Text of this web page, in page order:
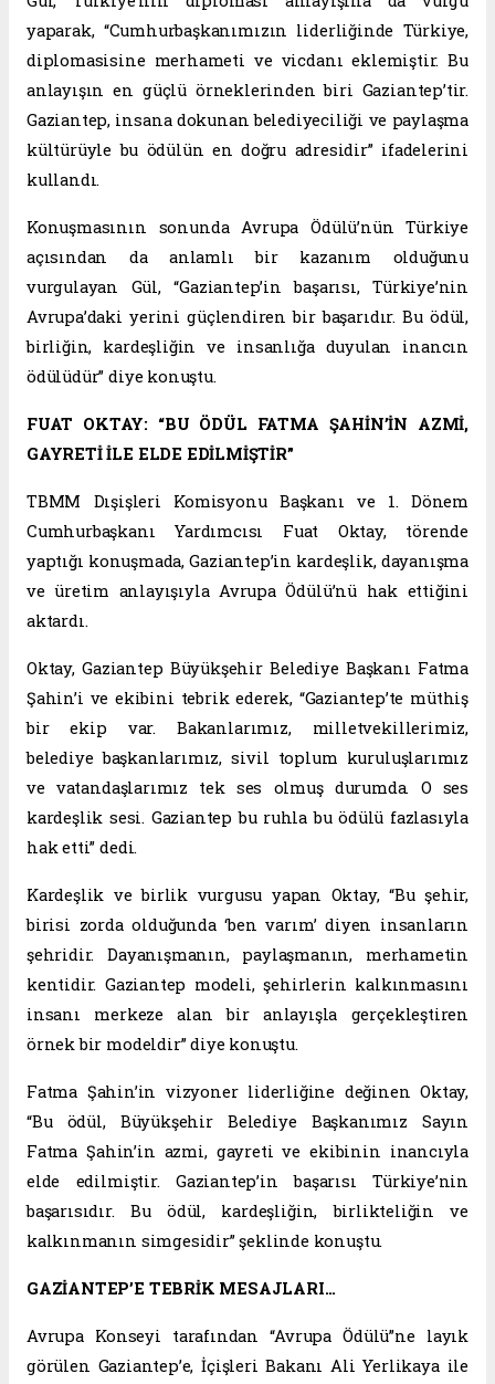
yaparak, “Cumhurbaşkanımızın liderliğinde Türkiye,
diplomasisine merhameti ve vicdanı eklemiştir. Bu
anlayışın en güçlü örneklerinden biri Gaziantep’tir.
Gaziantep, insana dokunan belediyeciliği ve paylaşma
kültürüyle bu ödülün en doğru adresidir” ifadelerini
kullandı.
Konuşmasının sonunda Avrupa Ödülü’nün Türkiye
açısından da anlamlı bir kazanım olduğunu
vurgulayan Gül, “Gaziantep’in başarısı, Türkiye’nin
Avrupa’daki yerini güçlendiren bir başarıdır. Bu ödül,
birliğin, kardeşliğin ve insanlığa duyulan inancın
ödülüdür” diye konuştu.
FUAT OKTAY: “BU ÖDÜL FATMA ŞAHİN’İN AZMİ,
GAYRETİ İLE ELDE EDİLMİŞTİR”
TBMM Dışişleri Komisyonu Başkanı ve 1. Dönem
Cumhurbaşkanı Yardımcısı Fuat Oktay, törende
yaptığı konuşmada, Gaziantep’in kardeşlik, dayanışma
ve üretim anlayışıyla Avrupa Ödülü’nü hak ettiğini
aktardı.
Oktay, Gaziantep Büyükşehir Belediye Başkanı Fatma
Şahin’i ve ekibini tebrik ederek, “Gaziantep’te müthiş
bir ekip var. Bakanlarımız, milletvekillerimiz,
belediye başkanlarımız, sivil toplum kuruluşlarımız
ve vatandaşlarımız tek ses olmuş durumda. O ses
kardeşlik sesi. Gaziantep bu ruhla bu ödülü fazlasıyla
hak etti” dedi.
Kardeşlik ve birlik vurgusu yapan Oktay, “Bu şehir,
birisi zorda olduğunda ‘ben varım’ diyen insanların
şehridir. Dayanışmanın, paylaşmanın, merhametin
kentidir. Gaziantep modeli, şehirlerin kalkınmasını
insanı merkeze alan bir anlayışla gerçekleştiren
örnek bir modeldir” diye konuştu.
Fatma Şahin’in vizyoner liderliğine değinen Oktay,
“Bu ödül, Büyükşehir Belediye Başkanımız Sayın
Fatma Şahin’in azmi, gayreti ve ekibinin inancıyla
elde edilmiştir. Gaziantep’in başarısı Türkiye’nin
başarısıdır. Bu ödül, kardeşliğin, birlikteliğin ve
kalkınmanın simgesidir” şeklinde konuştu.
GAZİANTEP’E TEBRİK MESAJLARI…
Avrupa Konseyi tarafından “Avrupa Ödülü”ne layık
görülen Gaziantep’e, İçişleri Bakanı Ali Yerlikaya ile